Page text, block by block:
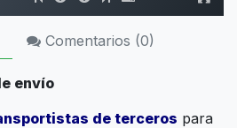
Comentarios (0)
envío
de terceros para